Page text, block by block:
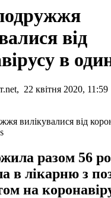
від
в
22 квітня 2020, 11:59
разом 56
в лікарню з
на